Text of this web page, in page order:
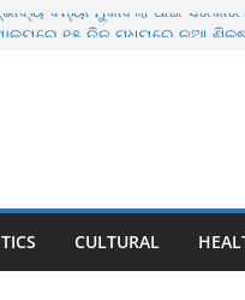
ବନ୍ୟା ମୁକାବିଲା ପାଇଁ
ଗୋରୁଙ୍କ ପାଇଁ ଗୋଶାଳା ନିର୍ମାଣ
ଶିମିଳିପାଳରେ ମୃତ
ଆଉ ଏକ ଲଘୁଚାପ
CULTURAL